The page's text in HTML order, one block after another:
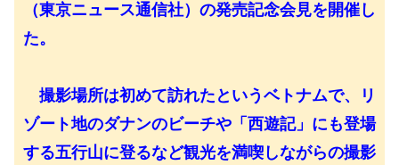
（東京ニュース通信社）の発売記念会見を開催し
た。
撮影場所は初めて訪れたというベトナムで、リ
ゾート地のダナンのビーチや「西遊記」にも登場
する五行山に登るなど観光を満喫しながらの撮影